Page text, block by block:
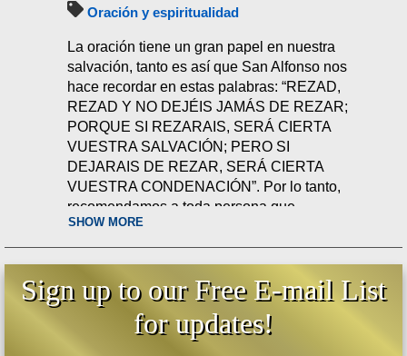
Oración y espiritualidad
La oración tiene un gran papel en nuestra
salvación, tanto es así que San Alfonso nos
hace recordar en estas palabras: “REZAD,
REZAD Y NO DEJÉIS JAMÁS DE REZAR;
PORQUE SI REZARAIS, SERÁ CIERTA
VUESTRA SALVACIÓN; PERO SI
DEJARAIS DE REZAR, SERÁ CIERTA
VUESTRA CONDENACIÓN”. Por lo tanto,
recomendamos a toda persona que
sinceramente desea salvar su alma y
perseverar en la verdadera fe católica en
esta crisis tan terrible que ahora vivimos,
que rece diario el Santo Rosario de 15
misterios, porque de esa manera no solo
salvaran su alma sino que salvaran otros en
necesidad de oraciones. La conversión y
SHOW MORE
Sign up to our Free E-mail List
for updates!